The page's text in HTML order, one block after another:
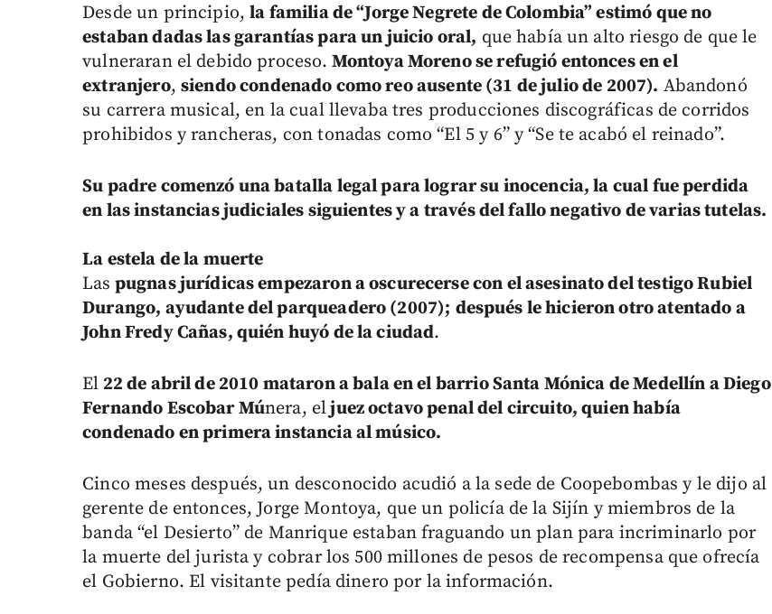
Desde un principio,la familia de “Jorge Negrete de Colombia” estimó que no
estaban dadas las garantías para un juicio oral, que había un alto riesgo de que le
vulneraran el debido proceso. Montoya Moreno se refugió entonces en el
extranjero,siendo condenado como reo ausente (31 de julio de 2007). Abandonó
su carrera musical, en la cual llevaba tres producciones discográficas de corridos
prohibidos y rancheras, con tonadas como “El 5 y 6” y “Se te acabó el reinado”.
Su padre comenzó una batalla legal para lograr su inocencia, la cual fue perdida
en las instancias judiciales siguientes y a través del fallo negativo de varias tutelas.
La estela de la muerte
Las pugnas jurídicas empezaron a oscurecerse con el asesinato del testigo Rubiel
Durango, ayudante del parqueadero (2007); después le hicieron otro atentado a
John Fredy Cañas, quién huyó de la ciudad.
El 22 de abril de 2010 mataron a bala en el barrio Santa Mónica de Medellín a Diego
Fernando Escobar Múnera, eljuez octavo penal del circuito, quien había
condenado en primera instancia al músico.
Cinco meses después, un desconocido acudió a la sede de Coopebombas y le dijo al
gerente de entonces, Jorge Montoya, que un policía de la Sijín y miembros de la
banda “el Desierto” de Manrique estaban fraguando un plan para incriminarlo por
la muerte del jurista y cobrar los 500 millones de pesos de recompensa que ofrecía
el Gobierno. El visitante pedía dinero por la información.